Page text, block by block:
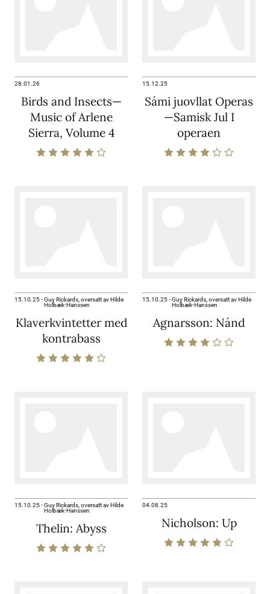
28.01.26
Birds and Insects—
Music of Arlene
Sierra, Volume 4
15.12.25
Sámi juovllat Operas
—Samisk Jul I
operaen
15.10.25-Guy Rickards, oversatt av Hilde
Holbæk-Hanssen
Klaverkvintetter med
kontrabass
15.10.25-Guy Rickards, oversatt av Hilde
Holbæk-Hanssen
Agnarsson: Nánd
15.10.25-Guy Rickards, oversatt av Hilde
Holbæk-Hanssen
Thelin: Abyss
04.08.25
Nicholson: Up